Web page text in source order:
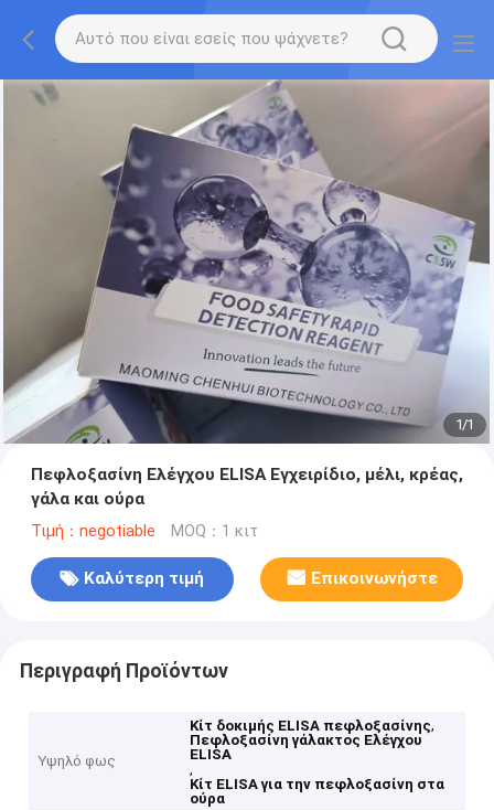
1/1
Πεφλοξασίνη Ελέγχου ELISA Εγχειρίδιο, μέλι, κρέας,
γάλα και ούρα
Τιμή：negotiable MOQ：1 κιτ
Καλύτερη τιμή Επικοινωνήστε
Περιγραφή Προϊόντων
Υψηλό φως
Κίτ δοκιμής ELISA πεφλοξασίνης,
Πεφλοξασίνη γάλακτος Ελέγχου
ELISA
,
Κίτ ELISA για την πεφλοξασίνη στα
ούρα